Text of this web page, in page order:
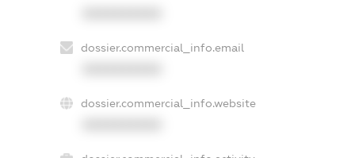
dossier.commercial_info.email
dossier.commercial_info.website